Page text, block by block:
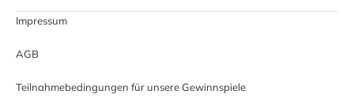
Impressum
AGB
Teilnahmebedingungen für unsere Gewinnspiele